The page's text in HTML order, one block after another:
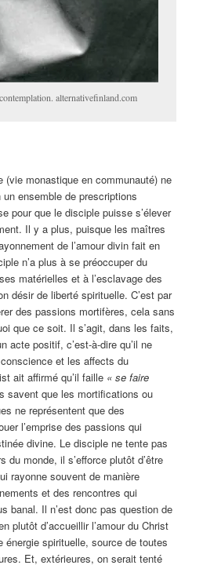
alternativefinland.com
(vie monastique en communauté) ne
ensemble de prescriptions
pour que le disciple puisse s’élever
Il y a plus, puisque les maîtres
de l’amour divin fait en
n’a plus à se préoccuper du
matérielles et à l’esclavage des
désir de liberté spirituelle. C’est par
des passions mortifères, cela sans
que ce soit. Il s’agit, dans les faits,
acte positif, c’est-à-dire qu’il ne
et les affects du
ait affirmé qu’il faille « se faire
savent que les mortifications ou
ne représentent que des
l’emprise des passions qui
divine. Le disciple ne tente pas
du monde, il s’efforce plutôt d’être
rayonne souvent de manière
et des rencontres qui
banal. Il n’est donc pas question de
plutôt d’accueillir l’amour du Christ
énergie spirituelle, source de toutes
Et, extérieures, on serait tenté